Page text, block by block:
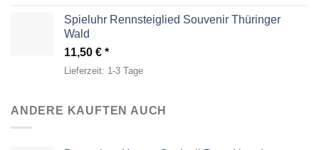
Spieluhr Rennsteiglied Souvenir Thüringer
Wald
11,50 €
Lieferzeit: 1-3 Tage
ANDERE KAUFTEN AUCH